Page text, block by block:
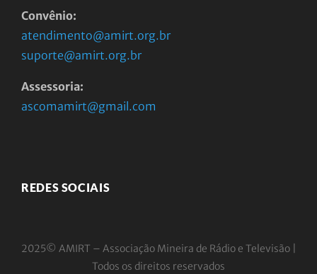
Convênio:
atendimento@amirt.org.br
suporte@amirt.org.br
Assessoria:
ascomamirt@gmail.com
REDES SOCIAIS
2025© AMIRT – Associação Mineira de Rádio e Televisão |
Todos os direitos reservados